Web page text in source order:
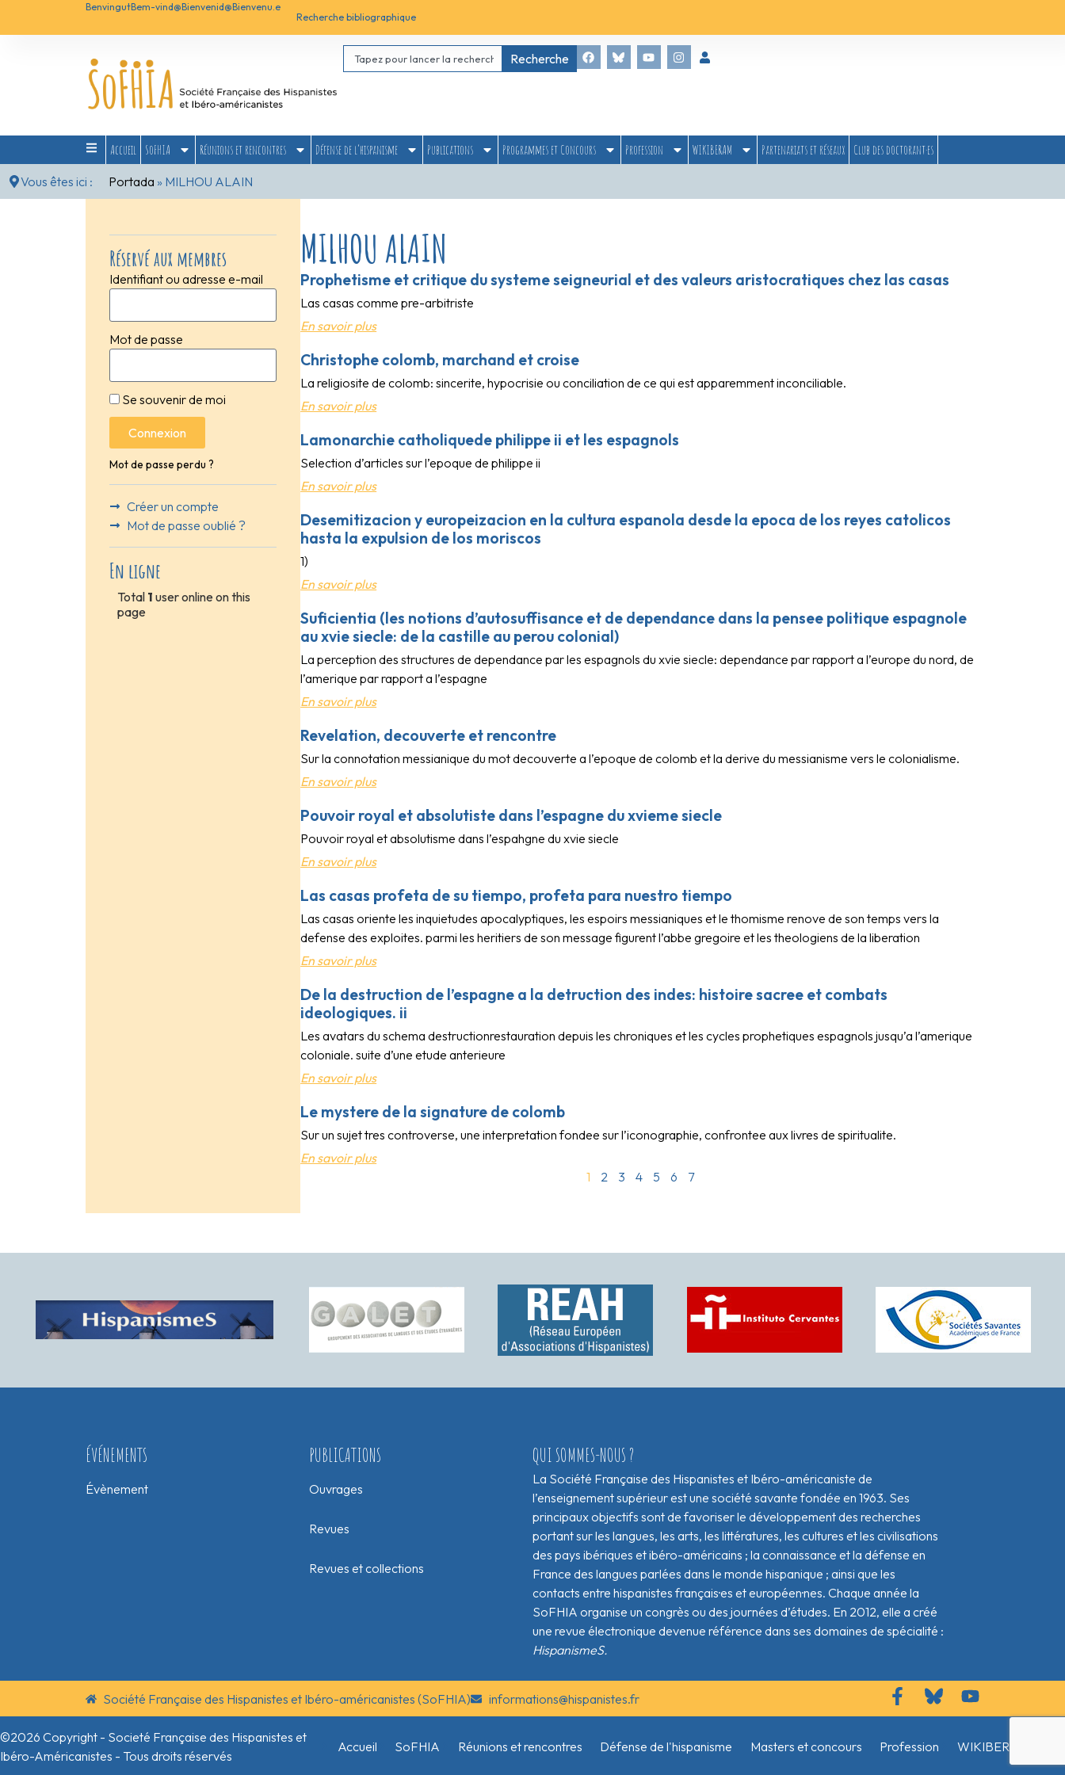
BenvingutBem-vind@Bienvenid@Bienvenu.e
Recherche bibliographique
Recherche
Accueil SoFHIA Réunions et rencontres Défense de l’hispanisme Publications Programmes et Concours Profession WIKIBERAM Partenariats et réseaux
Club des doctorant·es
Vous êtes ici :
Portada » MILHOU ALAIN
Réservé aux membres
Identifiant ou adresse e-mail
Mot de passe
Se souvenir de moi
Connexion
Mot de passe perdu ?
Créer un compte
Mot de passe oublié ?
En ligne
Total 1 user online on this
page
MILHOU ALAIN
Prophetisme et critique du systeme seigneurial et des valeurs aristocratiques chez las casas
Las casas comme pre-arbitriste
En savoir plus
Christophe colomb, marchand et croise
La religiosite de colomb: sincerite, hypocrisie ou conciliation de ce qui est apparemment inconciliable.
En savoir plus
Lamonarchie catholiquede philippe ii et les espagnols
Selection d’articles sur l’epoque de philippe ii
En savoir plus
Desemitizacion y europeizacion en la cultura espanola desde la epoca de los reyes catolicos
hasta la expulsion de los moriscos
1)
En savoir plus
Suficientia (les notions d’autosuffisance et de dependance dans la pensee politique espagnole
au xvie siecle: de la castille au perou colonial)
La perception des structures de dependance par les espagnols du xvie siecle: dependance par rapport a l’europe du nord, de
l’amerique par rapport a l’espagne
En savoir plus
Revelation, decouverte et rencontre
Sur la connotation messianique du mot decouverte a l’epoque de colomb et la derive du messianisme vers le colonialisme.
En savoir plus
Pouvoir royal et absolutiste dans l’espagne du xvieme siecle
Pouvoir royal et absolutisme dans l’espahgne du xvie siecle
En savoir plus
Las casas profeta de su tiempo, profeta para nuestro tiempo
Las casas oriente les inquietudes apocalyptiques, les espoirs messianiques et le thomisme renove de son temps vers la
defense des exploites. parmi les heritiers de son message figurent l’abbe gregoire et les theologiens de la liberation
En savoir plus
De la destruction de l’espagne a la detruction des indes: histoire sacree et combats
ideologiques. ii
Les avatars du schema destructionrestauration depuis les chroniques et les cycles prophetiques espagnols jusqu’a l’amerique
coloniale. suite d’une etude anterieure
En savoir plus
Le mystere de la signature de colomb
Sur un sujet tres controverse, une interpretation fondee sur l’iconographie, confrontee aux livres de spiritualite.
En savoir plus
1
2 3 4 5 6 7
ÉVÉNEMENTS
Évènement
PUBLICATIONS
Ouvrages
Revues
Revues et collections
QUI SOMMES-NOUS ?
La Société Française des Hispanistes et Ibéro-américaniste de
l’enseignement supérieur est une société savante fondée en 1963. Ses
principaux objectifs sont de favoriser le développement des recherches
portant sur les langues, les arts, les littératures, les cultures et les civilisations
des pays ibériques et ibéro-américains ; la connaissance et la défense en
France des langues parlées dans le monde hispanique ; ainsi que les
contacts entre hispanistes français·es et européen·nes. Chaque année la
SoFHIA organise un congrès ou des journées d’études. En 2012, elle a créé
une revue électronique devenue référence dans ses domaines de spécialité :
HispanismeS.
Société Française des Hispanistes et Ibéro-américanistes (SoFHIA) informations@hispanistes.fr
©2026 Copyright - Societé Française des Hispanistes et
Ibéro-Américanistes - Tous droits réservés
Accueil SoFHIA Réunions et rencontres Défense de l'hispanisme Masters et concours Profession WIKIBERAM